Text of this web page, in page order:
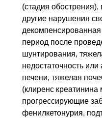
(стадия обострения),
другие нарушения
декомпенсированная
период после
шунтирования,
недостаточность
печени, тяжелая
(клиренс
прогрессирующие
фенилкетонурия,